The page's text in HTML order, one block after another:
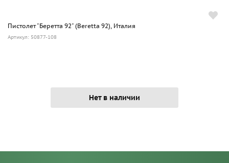
Пистолет "Беретта 92" (Beretta 92), Италия
Артикул: 50877-108
Нет в наличии